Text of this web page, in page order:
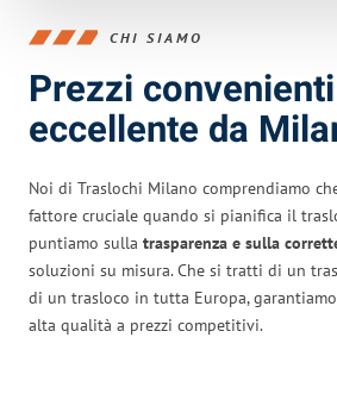
CHI SIAMO
Prezzi
eccellente da
Noi di Traslochi Milano comprendiamo
fattore cruciale quando si pianifica il
puntiamo sulla trasparenza e sulla
soluzioni su misura. Che si tratti di un
di un trasloco in tutta Europa,
alta qualità a prezzi competitivi.